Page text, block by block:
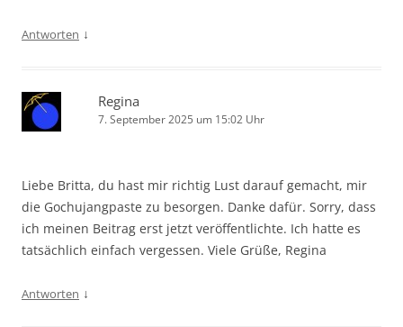
Antworten ↓
Regina
7. September 2025 um 15:02 Uhr
Liebe Britta, du hast mir richtig Lust darauf gemacht, mir
die Gochujangpaste zu besorgen. Danke dafür. Sorry, dass
ich meinen Beitrag erst jetzt veröffentlichte. Ich hatte es
tatsächlich einfach vergessen. Viele Grüße, Regina
Antworten ↓